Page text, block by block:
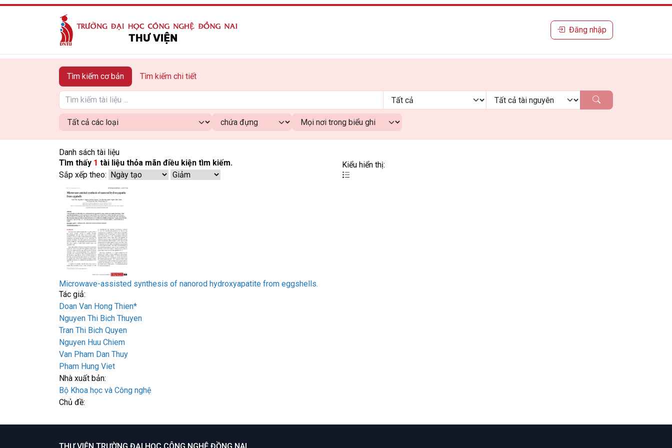
Đăng nhập
Tìm kiếm cơ bản Tìm kiếm chi tiết
Danh sách tài liệu
Tìm thấy 1 tài liệu thỏa mãn điều kiện tìm kiếm.
Sắp xếp theo:
Kiểu hiển thị:
Microwave-assisted synthesis of nanorod hydroxyapatite from eggshells.
Tác giả:
Doan Van Hong Thien*
Nguyen Thi Bich Thuyen
Tran Thi Bich Quyen
Nguyen Huu Chiem
Van Pham Dan Thuy
Pham Hung Viet
Nhà xuất bản:
Bộ Khoa học và Công nghệ
Chủ đề: